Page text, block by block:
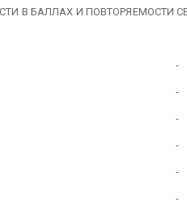
В БАЛЛАХ И ПОВТОРЯЕМОСТИ
-
-
-
-
-
-